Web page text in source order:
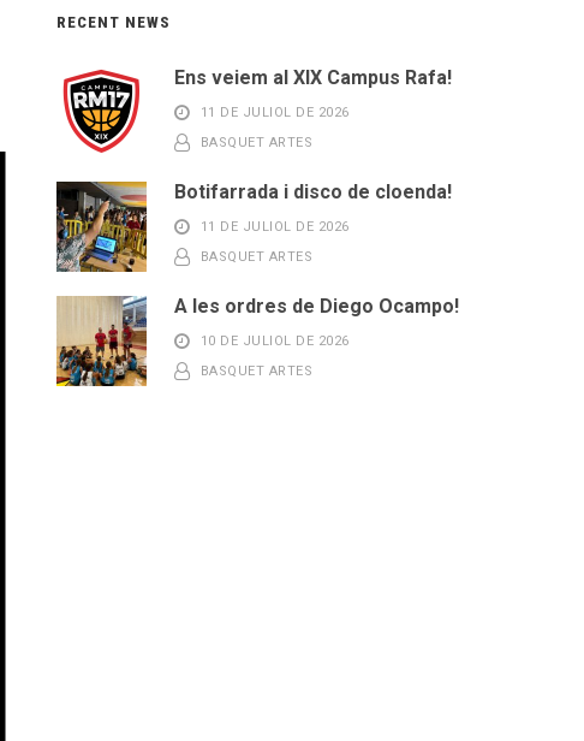
RECENT NEWS
Ens veiem al XIX Campus Rafa!
11 DE JULIOL DE 2026
BASQUET ARTES
Botifarrada i disco de cloenda!
11 DE JULIOL DE 2026
BASQUET ARTES
A les ordres de Diego Ocampo!
10 DE JULIOL DE 2026
BASQUET ARTES